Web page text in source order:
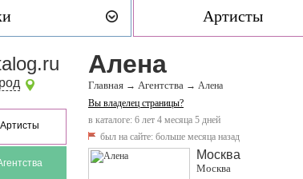
Артисты
Артисты
Алена
Главная → Агентства → Алена
Вы владелец страницы?
в каталоге: 6 лет 4 месяца 5 дней
был на сайте: больше месяца назад
Москва
Москва